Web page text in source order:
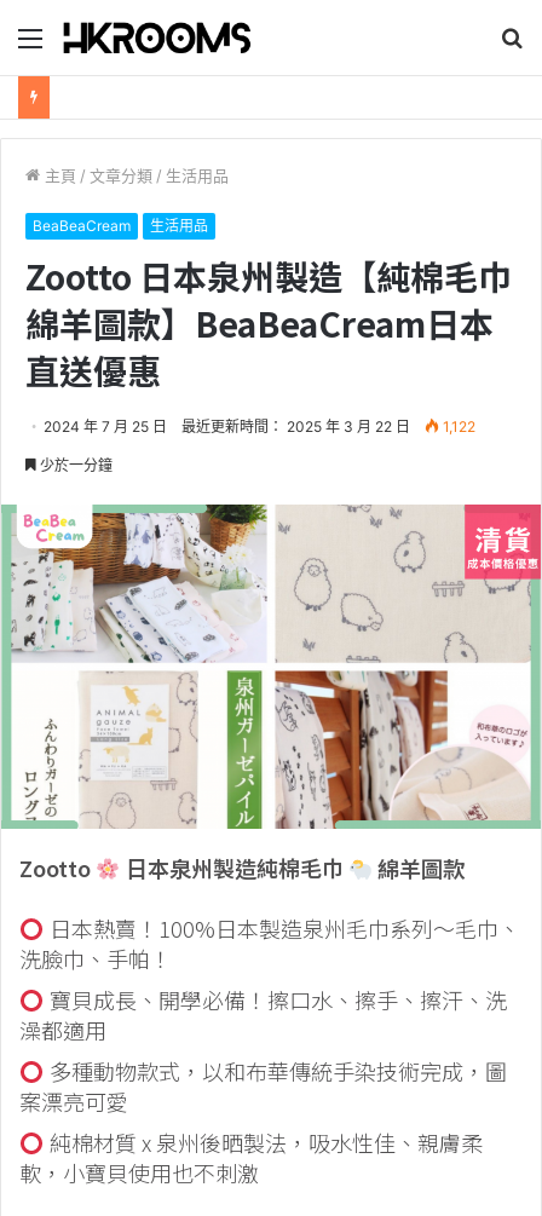
目
錄
尋
主頁 / 文章分類 / 生活用品
BeaBeaCream 生活用品
Zootto 日本泉州製造【純棉毛巾
綿羊圖款】BeaBeaCream日本
直送優惠
2024 年 7 月 25 日 最近更新時間： 2025 年 3 月 22 日 1,122
少於一分鐘
Zootto 日本泉州製造純棉毛巾
綿羊圖款
日本熱賣！100%日本製造泉州毛巾系列～毛巾、
洗臉巾、手帕！
寶貝成長、開學必備！擦口水、擦手、擦汗、洗
澡都適用
多種動物款式，以和布華傳統手染技術完成，圖
案漂亮可愛
純棉材質 x 泉州後晒製法，吸水性佳、親膚柔
軟，小寶貝使用也不刺激